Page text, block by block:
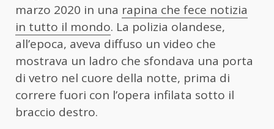
marzo 2020 in una rapina che fece notizia
in tutto il mondo. La polizia olandese,
all’epoca, aveva diffuso un video che
mostrava un ladro che sfondava una porta
di vetro nel cuore della notte, prima di
correre fuori con l’opera infilata sotto il
braccio destro.